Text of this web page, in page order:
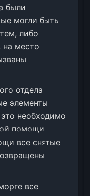
были
могли быть
либо
на место
отдела
элементы
необходимо
помощи.
все снятые
все